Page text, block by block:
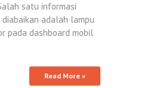
satu informasi
adalah lampu
pada dashboard mobil
Read More »